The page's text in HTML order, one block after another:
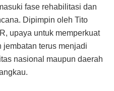
fase rehabilitasi dan
Dipimpin oleh Tito
upaya untuk memperkuat
jembatan terus menjadi
nasional maupun daerah